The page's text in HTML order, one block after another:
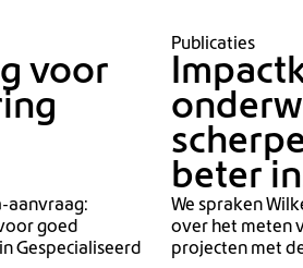
voor
aanvraag:
goed
Gespecialiseerd
Publicaties
beter
We spraken
over het meten
projecten met